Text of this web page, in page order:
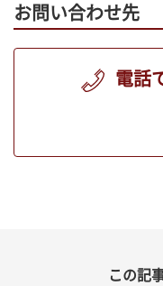
お問い合わせ先
電話
この記